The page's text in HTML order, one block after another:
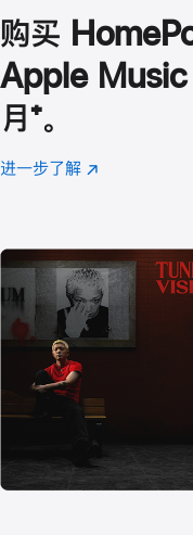
购买
Apple Music
月 脚
注
⁺。
进一步了解 Apple
(在
口
中
打
开)